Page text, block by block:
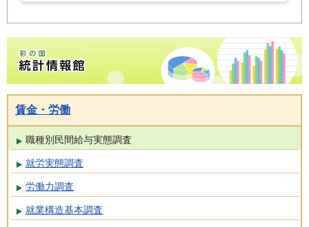
彩の国統計情報館トップページ
賃金・労働
職種別民間給与実態調査
就労実態調査
労働力調査
就業構造基本調査